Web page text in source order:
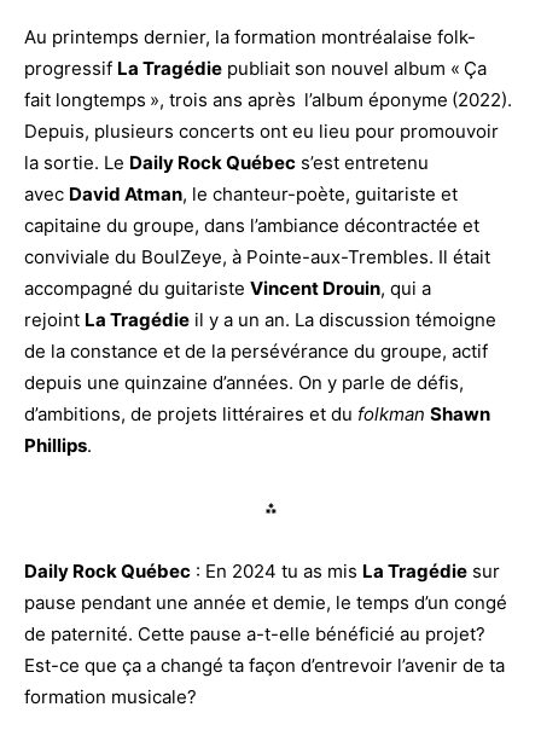
Au printemps dernier, la formation montréalaise folk-
progressif La Tragédie publiait son nouvel album « Ça
fait longtemps », trois ans après l’album éponyme (2022).
Depuis, plusieurs concerts ont eu lieu pour promouvoir
la sortie. Le Daily Rock Québec s’est entretenu
avec David Atman, le chanteur-poète, guitariste et
capitaine du groupe, dans l’ambiance décontractée et
conviviale du BoulZeye, à Pointe-aux-Trembles. Il était
accompagné du guitariste Vincent Drouin, qui a
rejoint La Tragédie il y a un an. La discussion témoigne
de la constance et de la persévérance du groupe, actif
depuis une quinzaine d’années. On y parle de défis,
d’ambitions, de projets littéraires et du folkman Shawn
Phillips.
⁂
Daily Rock Québec : En 2024 tu as mis La Tragédie sur
pause pendant une année et demie, le temps d’un congé
de paternité. Cette pause a-t-elle bénéficié au projet?
Est-ce que ça a changé ta façon d’entrevoir l’avenir de ta
formation musicale?